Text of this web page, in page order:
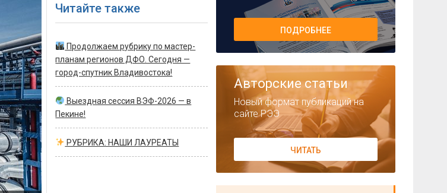
Читайте также
Продолжаем рубрику по мастер-
планам регионов ДФО. Сегодня —
город-спутник Владивостока!
Выездная сессия ВЭФ-2026 — в
Пекине!
РУБРИКА: НАШИ ЛАУРЕАТЫ
ПОДРОБНЕЕ
Авторские статьи
Новый формат публикаций на
сайте РЭЭ
ЧИТАТЬ